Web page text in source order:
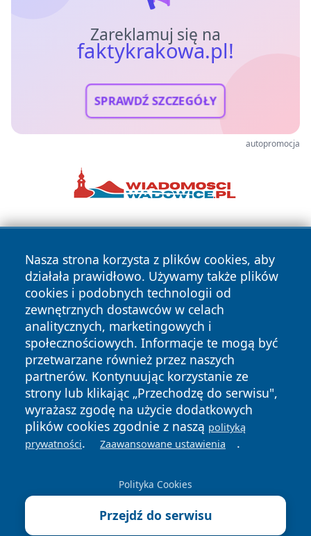
Zareklamuj się na
faktykrakowa.pl!
SPRAWDŹ SZCZEGÓŁY
autopromocja
Nasza strona korzysta z plików cookies, aby
działała prawidłowo. Używamy także plików
cookies i podobnych technologii od
zewnętrznych dostawców w celach
analitycznych, marketingowych i
społecznościowych. Informacje te mogą być
przetwarzane również przez naszych
partnerów. Kontynuując korzystanie ze
strony lub klikając „Przechodzę do serwisu",
wyrażasz zgodę na użycie dodatkowych
plików cookies zgodnie z naszą polityką
prywatności. Zaawansowane ustawienia .
Polityka Cookies
Przejdź do serwisu
Copyright © 2026 faktykrakowa.pl Wszystkie prawa
zastrzeżone.
News Autorzy
Polityka
Prywatności
Polityka
Cookies